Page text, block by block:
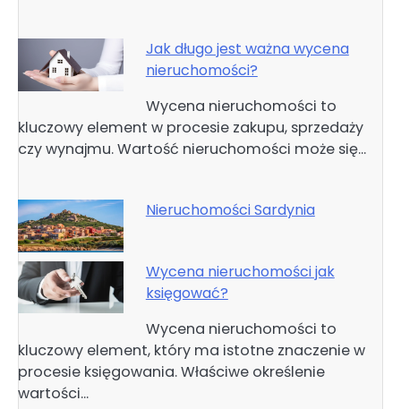
Jak długo jest ważna wycena
nieruchomości?
Wycena nieruchomości to
kluczowy element w procesie zakupu, sprzedaży
czy wynajmu. Wartość nieruchomości może się…
Nieruchomości Sardynia
Wycena nieruchomości jak
księgować?
Wycena nieruchomości to
kluczowy element, który ma istotne znaczenie w
procesie księgowania. Właściwe określenie
wartości…